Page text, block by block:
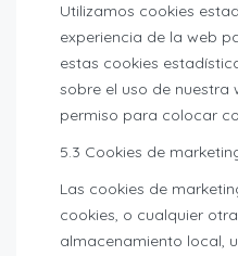
Utilizamos cookies
experiencia de la web
estas cookies
sobre el uso de nuestra
permiso para colocar
5.3 Cookies de
Las cookies de
cookies, o cualquier
almacenamiento local,